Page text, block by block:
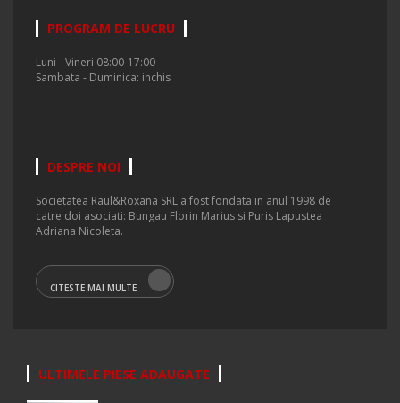
PROGRAM DE LUCRU
Luni - Vineri 08:00-17:00
Sambata - Duminica: inchis
DESPRE NOI
Societatea Raul&Roxana SRL a fost fondata in anul 1998 de
catre doi asociati: Bungau Florin Marius si Puris Lapustea
Adriana Nicoleta.
CITESTE MAI MULTE
ULTIMELE PIESE ADAUGATE